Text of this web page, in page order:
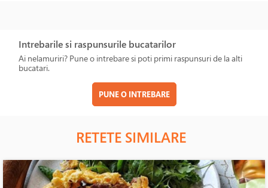
Intrebarile si raspunsurile bucatarilor
Ai nelamuriri? Pune o intrebare si poti primi raspunsuri de la alti
bucatari.
PUNE O INTREBARE
RETETE SIMILARE